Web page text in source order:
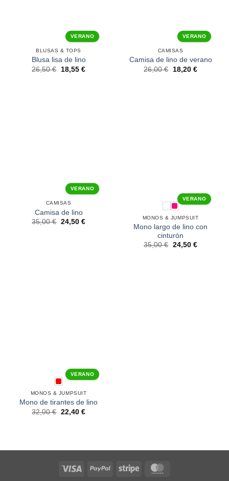
VERANO
BLUSAS & TOPS
Blusa lisa de lino
26,50€ 18,55 €
VERANO
CAMISAS
Camisa de lino de verano
26,00€ 18,20 €
VERANO
CAMISAS
Camisa de lino
35,00€ 24,50 €
VERANO
MONOS & JUMPSUIT
Mono largo de lino con
cinturón
35,00€ 24,50 €
VERANO
MONOS & JUMPSUIT
Mono de tirantes de lino
32,00€ 22,40 €
Visa PayPal Stripe